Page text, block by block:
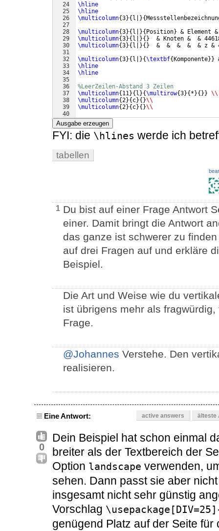
24
25
26
27
28
29
30
31
32
33
34
35
36
37
38
39
40
41
\hline
\hline
\multicolumn{3}{ l| }{
\multicolumn{3}{ l| }{ Position} & Element
\multicolumn{3}{ l| }{ }
& Knoten &  &
\multicolumn{3}{ l| }{ }
&  &  &  &  & z
\multicolumn{3}{ l| }{\textbf{ Komponente}}
\hline
\hline
%LeerZeilen-Abstand 3 Zeilen
\multicolumn{ 11}{ l }{\multirow{3}{ * }{ }} \\
\multicolumn{2}{ c}{ }\\
\multicolumn{2}{ c}{ }\\
\textbf{Spannungen am Nachweispunkt:
Ausgabe erzeugen
FYI: die \hlines werde ich
tabellen
1 Du bist auf einer Frage Antwort
einer. Damit bringt die Antwort
das ganze ist schwerer zu
auf drei Fragen auf und erkläre
Beispiel.
Die Art und Weise wie du
ist übrigens mehr als
Frage.
@Johannes Verstehe. Den
realisieren.
Eine Antwort: active answers älteste
0
Dein Beispiel hat schon einmal
breiter als der Textbereich der
Option landscape verwenden,
sehen. Dann passt sie aber
insgesamt nicht sehr günstig
Vorschlag
genügend Platz auf der Seite